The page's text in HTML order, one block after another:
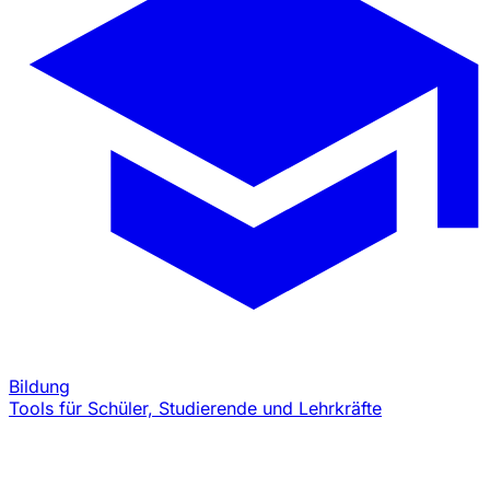
Bildung
Tools für Schüler, Studierende und Lehrkräfte